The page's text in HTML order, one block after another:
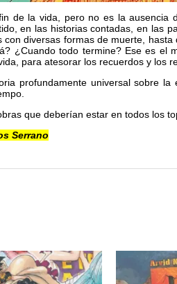
de la vida, pero no es la ausencia
en las historias contadas, en las
con diversas formas de muerte,
¿Cuando todo termine? Ese es el
para atesorar los recuerdos y los
profundamente universal sobre
que deberían estar en todos los
Serrano